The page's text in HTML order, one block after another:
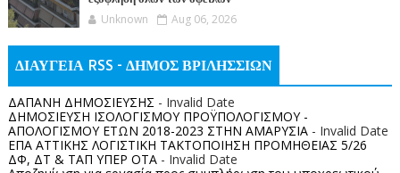
Unknown Aug 06, 2026
ΔΙΑΥΓΕΙΑ RSS - ΔΗΜΟΣ ΒΡΙΛΗΣΣΙΩΝ
ΔΑΠΑΝΗ ΔΗΜΟΣΙΕΥΣΗΣ - Invalid Date
ΔΗΜΟΣΙΕΥΣΗ ΙΣΟΛΟΓΙΣΜΟΥ ΠΡΟΫΠΟΛΟΓΙΣΜΟΥ -
ΑΠΟΛΟΓΙΣΜΟΥ ΕΤΩΝ 2018-2023 ΣΤΗΝ ΑΜΑΡΥΣΙΑ- Invalid Date
ΕΠΑ ΑΤΤΙΚΗΣ ΛΟΓΙΣΤΙΚΗ ΤΑΚΤΟΠΟΙΗΣΗ ΠΡΟΜΗΘΕΙΑΣ 5/26
ΔΦ, ΔΤ & ΤΑΠ ΥΠΕΡ ΟΤΑ- Invalid Date